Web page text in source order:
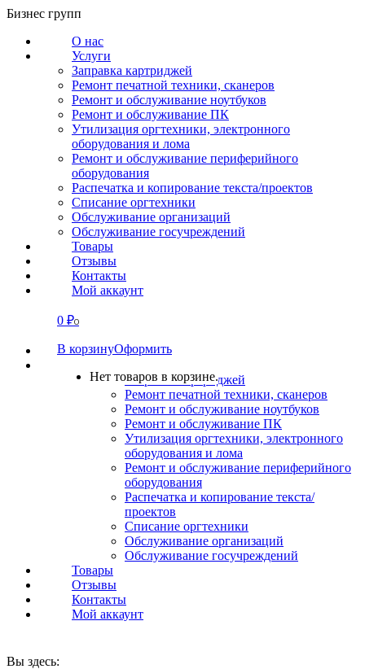
Перейти
содержанию
Бизнес групп
О нас
Услуги
Заправка картриджей
Ремонт печатной техники, сканеров
Ремонт и обслуживание ноутбуков
Ремонт и обслуживание ПК
Утилизация оргтехники, электронного
оборудования и лома
Ремонт и обслуживание периферийного
оборудования
Распечатка и копирование текста/проектов
Списание оргтехники
Обслуживание организаций
Обслуживание госучреждений
Товары
Отзывы
Контакты
Мой аккаунт
0 ₽0
В корзинуОформить
Нет товаров в корзине.
СВЯЗАТЬСЯ
О нас
Заправка картриджей
Ремонт печатной техники, сканеров
Ремонт и обслуживание ноутбуков
Ремонт и обслуживание ПК
Утилизация оргтехники, электронного
оборудования и лома
Ремонт и обслуживание периферийного
оборудования
Распечатка и копирование текста/
проектов
Списание оргтехники
Обслуживание организаций
Обслуживание госучреждений
Товары
Отзывы
Контакты
Мой аккаунт
Вы здесь: